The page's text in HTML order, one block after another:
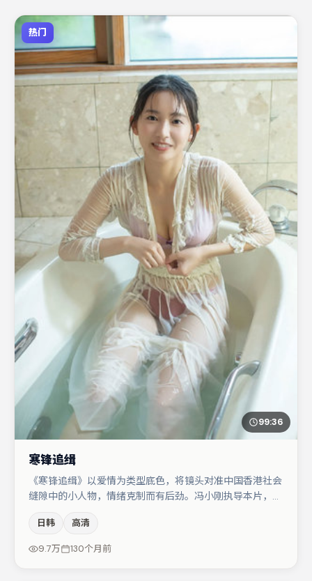
热门
99:36
寒锋追缉
《寒锋追缉》以爱情为类型底色，将镜头对准中国香港社会
缝隙中的小人物，情绪克制而有后劲。冯小刚执导本片，在
当。周迅与亚当·德赖弗的对手戏构成全片情感锚点，胡歌
则以细节塑造推动谜题层层揭开。若你偏爱强类型与清晰主
日韩 高清
9.7万 130个月前